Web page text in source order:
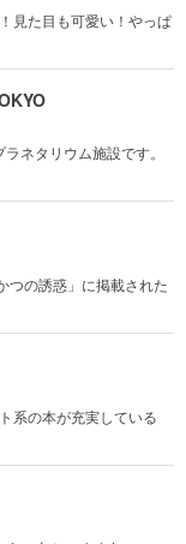
見た目も可愛い！やっぱ
ネタリウム施設です。
つの誘惑」に掲載された
系の本が充実している